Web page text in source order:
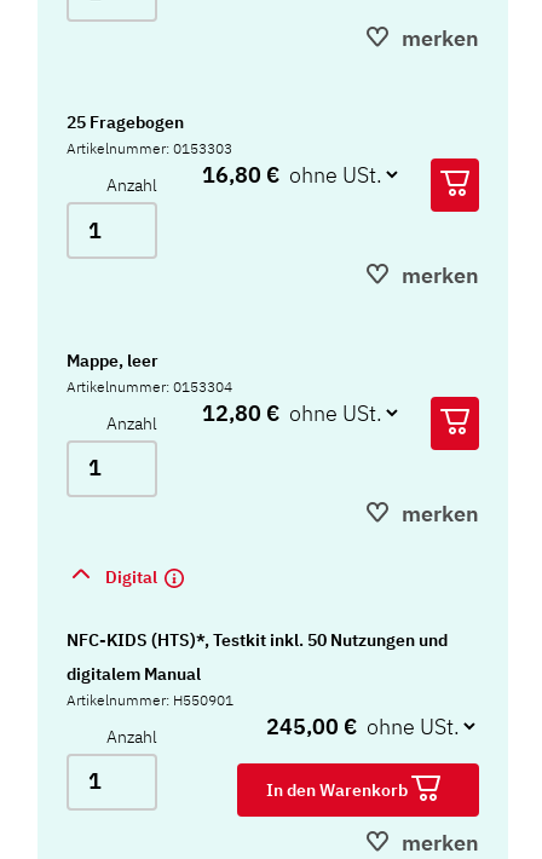
merken
25 Fragebogen
Artikelnummer: 0153303
Anzahl 16,80 €
merken
Mappe, leer
Artikelnummer: 0153304
Anzahl 12,80 €
merken
Digital
NFC-KIDS (HTS)*, Testkit inkl. 50 Nutzungen und
digitalem Manual
Artikelnummer: H550901
Anzahl 245,00 €
In den Warenkorb
merken